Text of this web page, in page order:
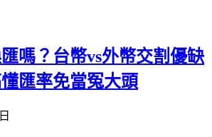
嗎？台幣vs外幣交割優缺
匯率免當冤大頭